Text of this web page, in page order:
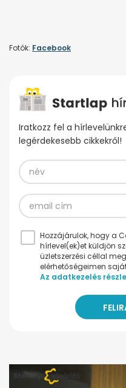
Fotók: Facebook
Iratkozz fel a
legérdekesebb cikkekről!
Hozzájárulok, hogy a
hírlevel(ek)et küldjön
üzletszerzési céllal
elérhetőségeimen
Az adatkezelés